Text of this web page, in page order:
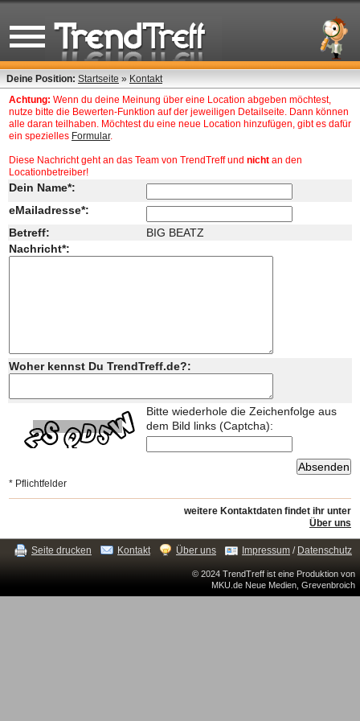
Deine Position: Startseite » Kontakt
Achtung: Wenn du deine Meinung über eine Location abgeben möchtest,
nutze bitte die Bewerten-Funktion auf der jeweiligen Detailseite. Dann können
alle daran teilhaben. Möchtest du eine neue Location hinzufügen, gibt es dafür
ein spezielles Formular.
Diese Nachricht geht an das Team von TrendTreff und nicht an den
Locationbetreiber!
Dein Name*:
eMailadresse*:
Betreff:
BIG BEATZ
Nachricht*:
Woher kennst Du TrendTreff.de?:
Bitte wiederhole die Zeichenfolge aus
dem Bild links (Captcha):
* Pflichtfelder
weitere Kontaktdaten findet ihr unter
Über uns
Seite drucken Kontakt Über uns Impressum / Datenschutz
© 2024 TrendTreff ist eine Produktion von
MKU.de Neue Medien, Grevenbroich